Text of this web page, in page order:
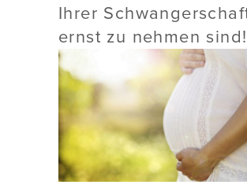
Ihrer
ernst zu nehmen sind!